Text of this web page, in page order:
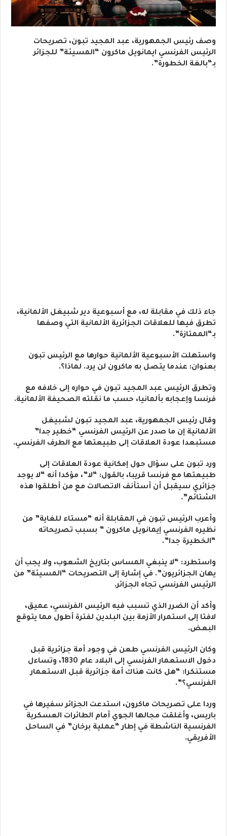
وصف رئيس الجمهورية، عبد المجيد تبون، تصريحات
الرئيس الفرنسي ايمانويل ماكرون “المسيئة” للجزائر
بـ“بالغة الخطورة”.
جاء ذلك في مقابلة له، مع أسبوعية دير شبيغل الألمانية،
تطرق فيها للعلاقات الجزائرية الألمانية التي وصفها
بـ“الممتازة”.
واستهلت الأسبوعية الألمانية حوارها مع الرئيس تبون
بعنوان: عندما يتصل به ماكرون لن يرد. لماذا؟.
وتطرق الرئيس عبد المجيد تبون في حواره إلى خلافه مع
فرنسا وإعجابه بألمانيا، حسب ما نقلته الصحيفة الألمانية.
وقال رئيس الجمهورية، عبد المجيد تبون لشبيغل
الألمانية إن ما صدر عن الرئيس الفرنسي “خطير جدا”
مستبعدا عودة العلاقات إلى طبيعتها مع الطرف الفرنسي.
ورد تبون على سؤال حول إمكانية عودة العلاقات إلى
طبيعتها مع فرنسا قريبا، بالقول: “لا”، مؤكدا أنه “لا يوجد
جزائري سيقبل أن أستأنف الاتصالات مع من أطلقوا هذه
الشتائم”.
وأعرب الرئيس تبون في المقابلة أنه “مستاء للغاية” من
نظيره الفرنسي إيمانويل ماكرون ” بسبب تصريحاته
“الخطيرة جدا”.
واستطرد: “لا ينبغي المساس بتاريخ الشعوب، ولا يجب أن
يهان الجزائريون”. في إشارة إلى التصريحات “المسيئة” من
الرئيس الفرنسي تجاه الجزائر.
وأكد أن الضرر الذي تسبب فيه الرئيس الفرنسي، عميق،
لافتا إلى استمرار الأزمة بين البلدين لفترة أطول مما يتوقع
البعض.
وكان الرئيس الفرنسي طعن في وجود أمة جزائرية قبل
دخول الاستعمار الفرنسي إلى البلاد عام 1830، وتساءل
مستنكرا: “هل كانت هناك أمة جزائرية قبل الاستعمار
الفرنسي؟”.
وردا على تصريحات ماكرون، استدعت الجزائر سفيرها في
باريس، وأغلقت مجالها الجوي أمام الطائرات العسكرية
الفرنسية الناشطة في إطار “عملية برخان” في الساحل
الأفريقي.